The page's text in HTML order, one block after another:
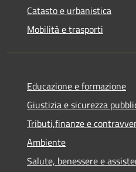
Catasto e urbanistica
Mobilità e trasporti
Educazione e formazione
Giustizia e sicurezza
Tributi,finanze e
Ambiente
Salute, benessere e